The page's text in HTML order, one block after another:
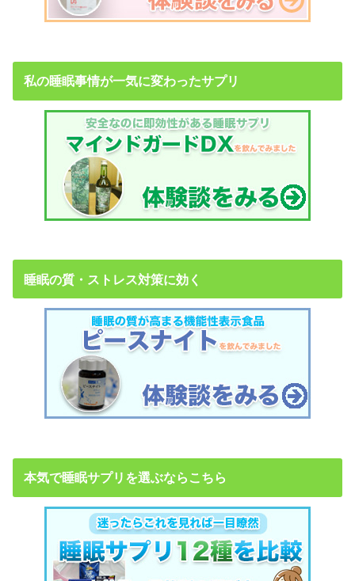
私の睡眠事情が一気に変わったサプリ
睡眠の質・ストレス対策に効く
本気で睡眠サプリを選ぶならこちら